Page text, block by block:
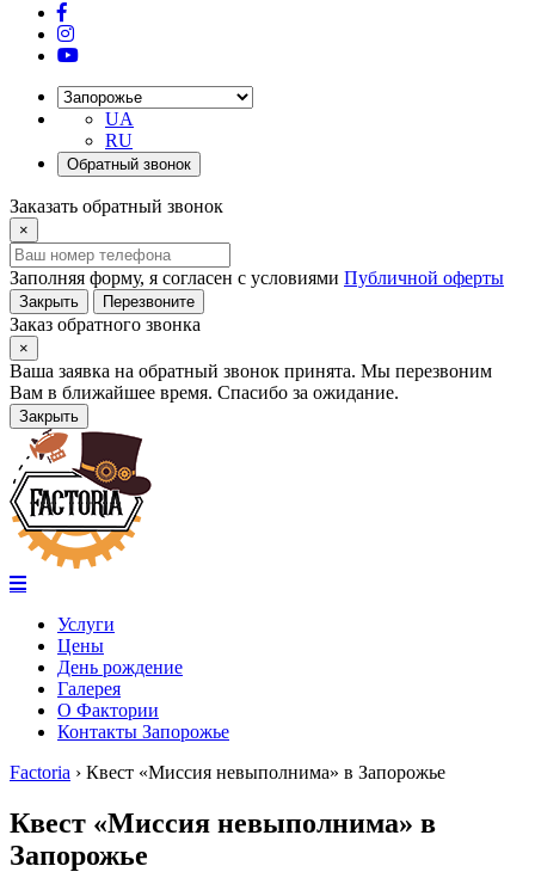
UA
RU
Обратный звонок
Заказать обратный звонок
×
Заполняя форму, я согласен с условиями Публичной оферты
Закрыть Перезвоните
Заказ обратного звонка
×
Ваша заявка на обратный звонок принята. Мы перезвоним
Вам в ближайшее время. Спасибо за ожидание.
Закрыть
Услуги
Цены
День рождение
Галерея
О Фактории
Контакты Запорожье
Factoria › Квест «Миссия невыполнима» в Запорожье
Квест «Миссия невыполнима» в
Запорожье